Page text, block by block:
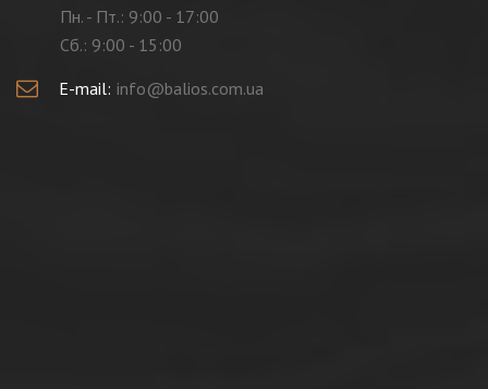
Пн. - Пт.: 9:00 - 17:00
Cб.: 9:00 - 15:00
E-mail: info@balios.com.ua